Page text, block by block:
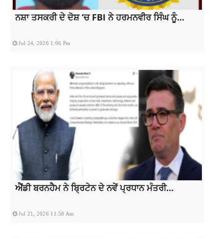
ਨਸ਼ਾ ਤਸਕਰੀ ਦੇ ਦੋਸ਼ ‘ਚ FBI ਨੇ ਹਰਮਨਵੀਰ ਸਿੰਘ ਨੂੰ...
Jul 24, 2026 1:06 Pm
ਐਂਡੀ ਬਰਨਹੈਮ ਨੇ ਬ੍ਰਿਟੇਨ ਦੇ ਨਵੇਂ ਪ੍ਰਧਾਨ ਮੰਤਰੀ...
Jul 21, 2026 11:58 Am